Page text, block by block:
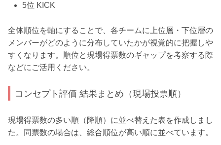
5位 KICK
全体順位を軸にすることで、各チームに上位層・下位層の
メンバーがどのように分布していたかが視覚的に把握しや
すくなります。順位と現場得票数のギャップを考察する際
などにご活用ください。
コンセプト評価 結果まとめ（現場投票順）
現場得票数の多い順（降順）に並べ替えた表を作成しまし
た。同票数の場合は、総合順位が高い順に並べています。